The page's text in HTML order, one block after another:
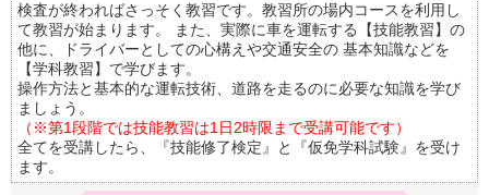
検査が終わればさっそく教習です。教習所の場内コースを利用し
て教習が始まります。 また、実際に車を運転する【技能教習】の
他に、ドライバーとしての心構えや交通安全の 基本知識などを
【学科教習】で学びます。
操作方法と基本的な運転技術、道路を走るのに必要な知識を学び
ましょう。
（※第1段階では技能教習は1日2時限まで受講可能です）
全てを受講したら、『技能修了検定』と『仮免学科試験』を受け
ます。